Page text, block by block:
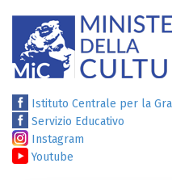
Istituto Centrale per la
Servizio Educativo
Instagram
Youtube